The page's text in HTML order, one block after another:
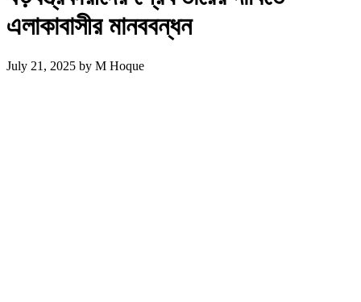
এলাকাবাসীর মানববন্ধন
July 21, 2025 by M Hoque